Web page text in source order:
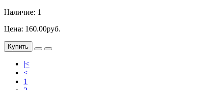
Наличие: 1
Цена: 160.00руб.
Купить
|<
<
1